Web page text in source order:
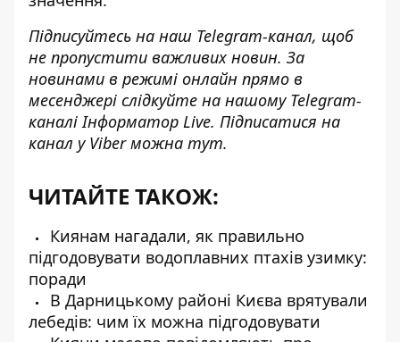
Підписуйтесь на наш Telegram-канал, щоб
не пропустити важливих новин. За
новинами в режимі онлайн прямо в
месенджері слідкуйте на нашому Telegram-
каналі Інформатор Live. Підписатися на
канал у Viber можна тут.
ЧИТАЙТЕ ТАКОЖ:
Киянам нагадали, як правильно
підгодовувати водоплавних птахів узимку:
поради
В Дарницькому районі Києва врятували
лебедів: чим їх можна підгодовувати